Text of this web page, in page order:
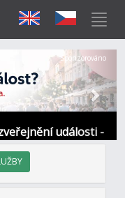
události -
Další
Sponzorováno